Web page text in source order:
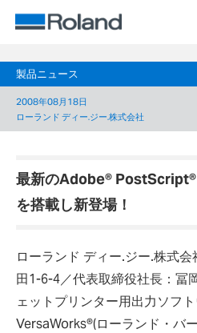
製品ニュース
2008年08月18日
ローランド ディー.ジー.株式会社
最新のAdobe®
を搭載し新登場！
ローランド ディー.ジー.株式
田1-6-4／代表取締役社長：冨
ェットプリンター用出力ソフ
VersaWorks®(ローランド・バ